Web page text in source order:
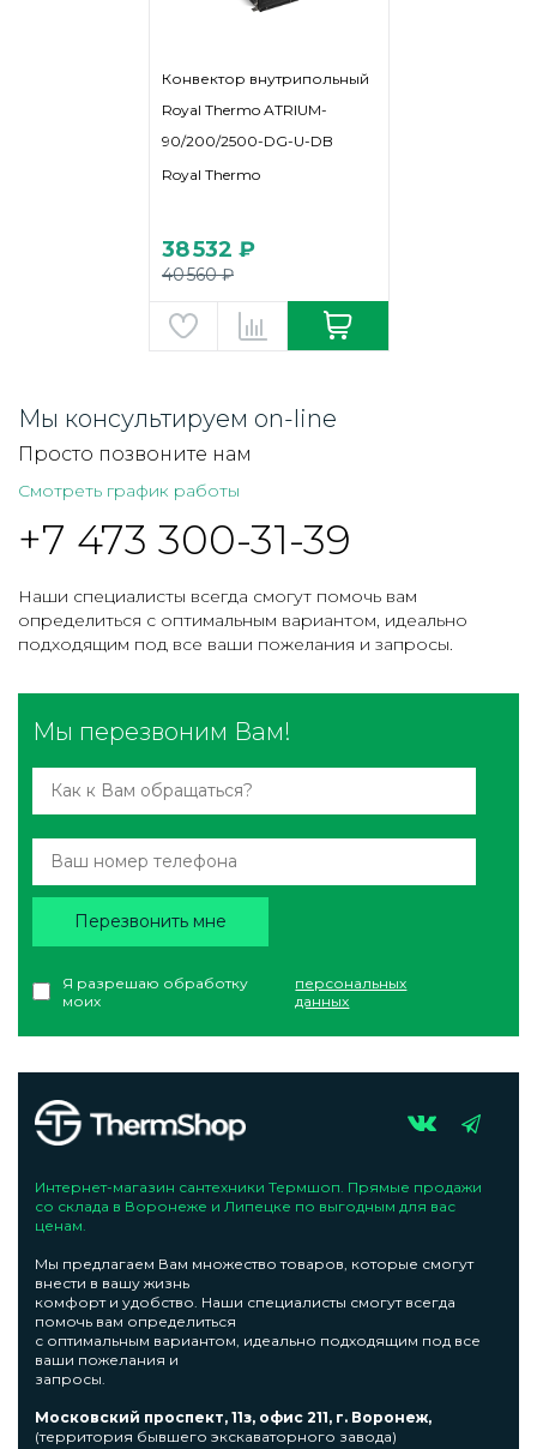
Конвектор внутрипольный
Royal Thermo ATRIUM-
90/200/2500-DG-U-DB
Royal Thermo
38 532 ₽
40 560 ₽
Мы консультируем on-line
Просто позвоните нам
Смотреть график работы
+7 473 300-31-39
Наши специалисты всегда смогут помочь вам
определиться с оптимальным вариантом, идеально
подходящим под все ваши пожелания и запросы.
Мы перезвоним Вам!
Я разрешаю обработку
моих
персональных
данных
Перезвонить мне
Интернет-магазин сантехники Термшоп. Прямые продажи
со склада в Воронеже и Липецке по выгодным для вас
ценам.
Мы предлагаем Вам множество товаров, которые смогут
внести в вашу жизнь
комфорт и удобство. Наши специалисты смогут всегда
помочь вам определиться
с оптимальным вариантом, идеально подходящим под все
ваши пожелания и
запросы.
Московский проспект, 11з, офис 211, г. Воронеж,
(территория бывшего экскаваторного завода)